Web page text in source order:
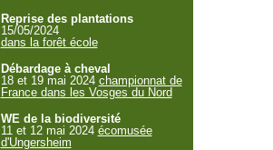
Reprise des plantations
15/05/2024
dans la forêt école
Débardage à cheval
18 et 19 mai 2024 championnat de
France dans les Vosges du Nord
WE de la biodiversité
11 et 12 mai 2024 écomusée
d'Ungersheim